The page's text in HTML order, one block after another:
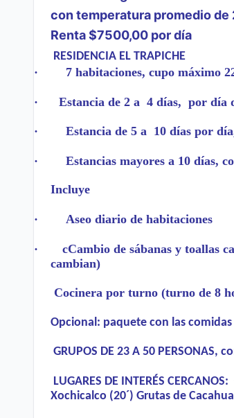
con temperatura promedio de
Renta $7500,00 por día
RESIDENCIA EL TRAPICHE
· 7 habitaciones, cupo máximo
· Estancia de 2 a 4 días, por día
· Estancia de 5 a 10 días por
· Estancias mayores a 10 días,
Incluye
· Aseo diario de habitaciones
· cCambio de sábanas y toallas
cambian)
Cocinera por turno (turno de 8
Opcional: paquete con las
GRUPOS DE 23 A 50
LUGARES DE INTERÉS
Xochicalco (20´) Grutas de